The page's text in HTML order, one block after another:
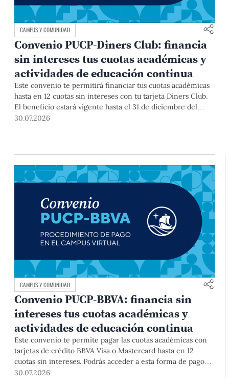
CAMPUS Y COMUNIDAD
Convenio PUCP-Diners Club: financia
sin intereses tus cuotas académicas y
actividades de educación continua
Este convenio te permitirá financiar tus cuotas académicas
hasta en 12 cuotas sin intereses con tu tarjeta Diners Club.
El beneficio estará vigente hasta el 31 de diciembre del
2026 para pregrado y posgrado, así como para deudas de
30.07.2026
CAMPUS Y COMUNIDAD
Convenio PUCP-BBVA: financia sin
intereses tus cuotas académicas y
actividades de educación continua
Este convenio te permite pagar las cuotas académicas con
tarjetas de crédito BBVA Visa o Mastercard hasta en 12
cuotas sin intereses. Podrás acceder a esta forma de pago
hasta el 31 de diciembre del 2026 para pregrado y posgrado,
30.07.2026